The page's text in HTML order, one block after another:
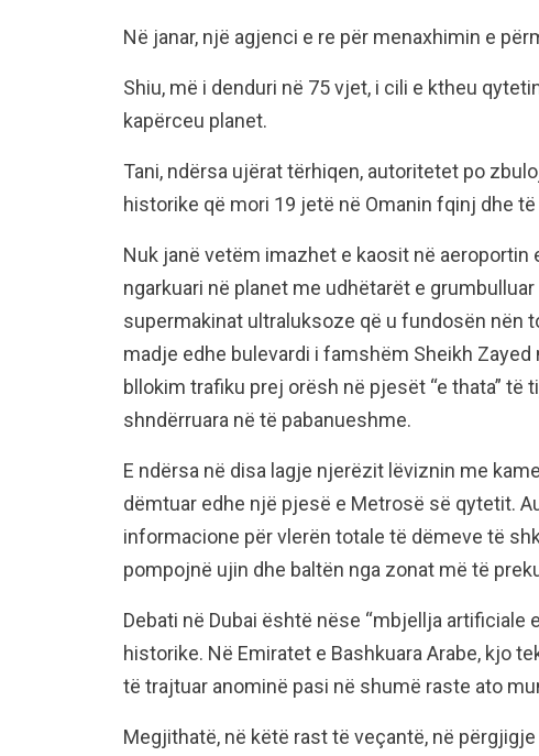
Në janar, një agjenci e re për menaxhimin e
Shiu, më i denduri në 75 vjet, i cili e ktheu
kapërceu planet.
Tani, ndërsa ujërat tërhiqen, autoritetet po
historike që mori 19 jetë në Omanin fqinj dhe të
Nuk janë vetëm imazhet e kaosit në
ngarkuari në planet me udhëtarët e
supermakinat ultraluksoze që u fundosën nën
madje edhe bulevardi i famshëm Sheikh
bllokim trafiku prej orësh në pjesët “e thata” të
shndërruara në të pabanueshme.
E ndërsa në disa lagje njerëzit lëviznin me
dëmtuar edhe një pjesë e Metrosë së qytetit.
informacione për vlerën totale të dëmeve të
pompojnë ujin dhe baltën nga zonat më të
Debati në Dubai është nëse “mbjellja artificiale
historike. Në Emiratet e Bashkuara Arabe, kjo
të trajtuar anominë pasi në shumë raste ato
Megjithatë, në këtë rast të veçantë, në